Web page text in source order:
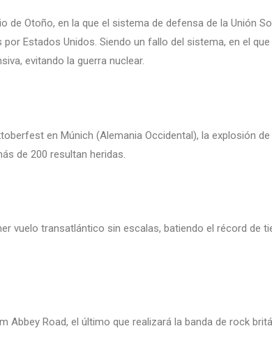
de Otoño, en la que el sistema de defensa de la Unión
Estados Unidos. Siendo un fallo del sistema, en el
evitando la guerra nuclear.
en Múnich (Alemania Occidental), la explosión
de 200 resultan heridas.
vuelo transatlántico sin escalas, batiendo el récord de
Abbey Road, el último que realizará la banda de rock